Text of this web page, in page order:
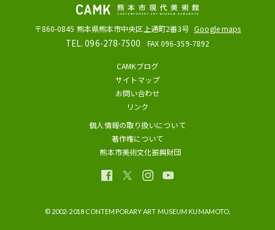
〒860-0845 熊本県熊本市中央区上通町2番3号 Google maps
TEL. 096-278-7500 FAX 096-359-7892
CAMKブログ
サイトマップ
お問い合わせ
リンク
個人情報の取り扱いについて
著作権について
熊本市美術文化振興財団
© 2002-2018 CONTEMPORARY ART MUSEUM KUMAMOTO.